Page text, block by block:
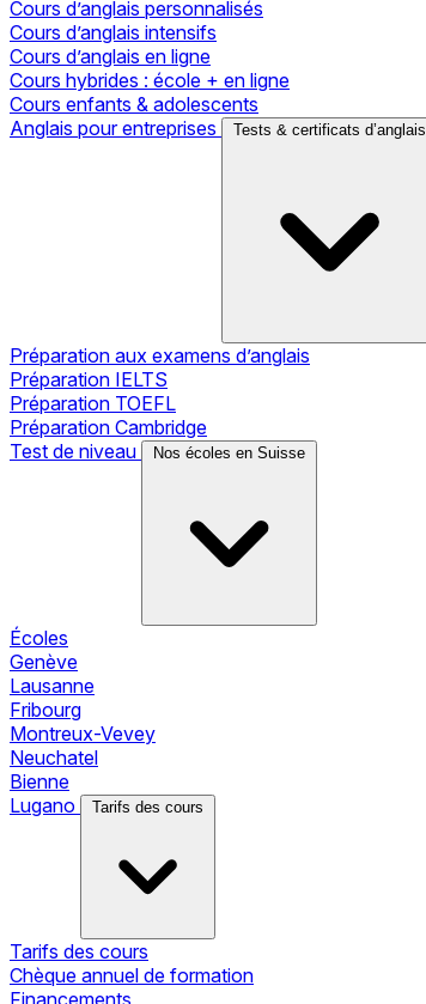
Cours d’anglais personnalisés
Cours d’anglais intensifs
Cours d’anglais en ligne
Cours hybrides : école + en ligne
Cours enfants & adolescents
Anglais pour entreprises
Tests & certificats d’anglais
Préparation aux examens d’anglais
Préparation IELTS
Préparation TOEFL
Préparation Cambridge
Test de niveau
Nos écoles en Suisse
Écoles
Genève
Lausanne
Fribourg
Montreux-Vevey
Neuchatel
Bienne
Lugano
Tarifs des cours
Tarifs des cours
Chèque annuel de formation
Financements